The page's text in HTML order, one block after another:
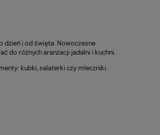
dzień i od święta. Nowoczesne
do różnych aranżacji jadalni i kuchni.
kubki, salaterki czy mleczniki.